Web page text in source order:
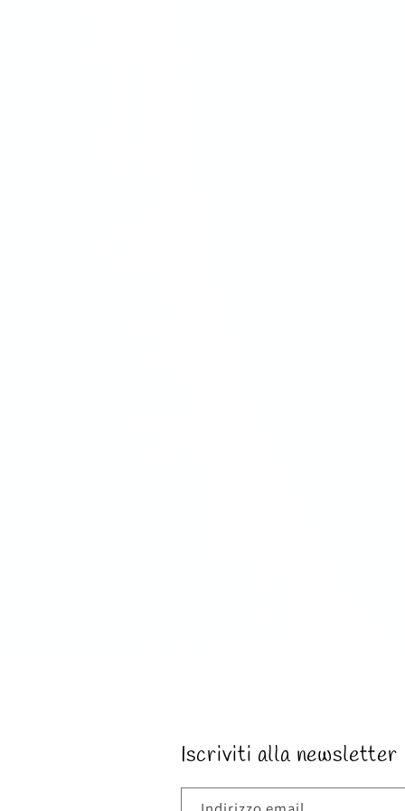
Iscriviti alla newsletter